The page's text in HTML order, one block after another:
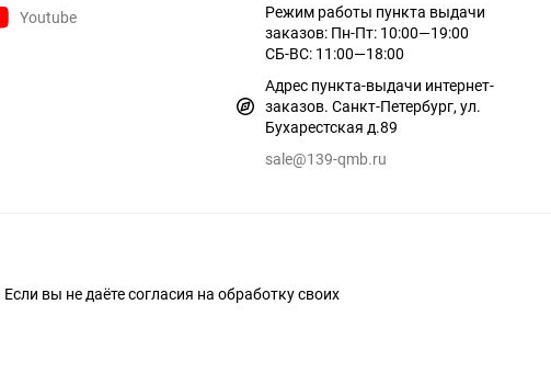
Youtube
Режим работы пункта выдачи
заказов: Пн-Пт: 10:00—19:00
СБ-ВС: 11:00—18:00
Адрес пункта-выдачи интернет-
заказов. Санкт-Петербург, ул.
Бухарестская д.89
sale@139-qmb.ru
Если вы не даёте согласия на обработку своих